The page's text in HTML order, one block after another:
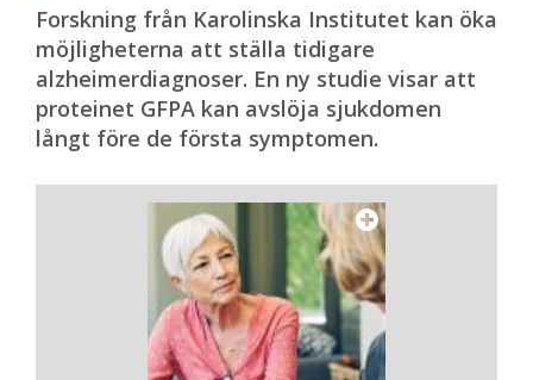
Forskning från Karolinska Institutet kan öka
möjligheterna att ställa tidigare
alzheimerdiagnoser. En ny studie visar att
proteinet GFPA kan avslöja sjukdomen
långt före de första symptomen.